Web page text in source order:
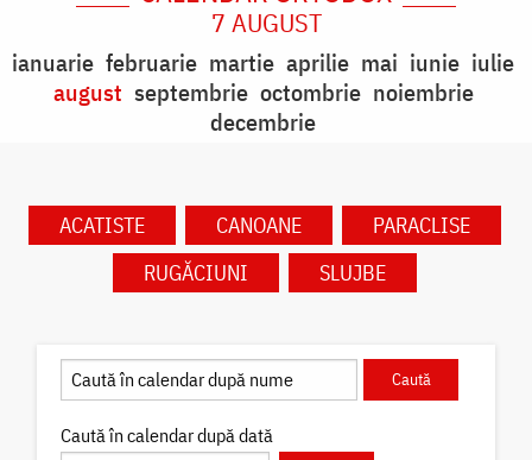
7 AUGUST
ianuarie februarie martie aprilie mai iunie iulie
august septembrie octombrie noiembrie
decembrie
ACATISTE CANOANE
PARACLISE
RUGĂCIUNI
SLUJBE
Caută în calendar după dată